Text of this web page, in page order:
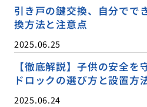
引き戸の鍵交換、自分でで
換方法と注意点
2025.06.25
【徹底解説】子供の安全
ドロックの選び方と設置方
2025.06.24